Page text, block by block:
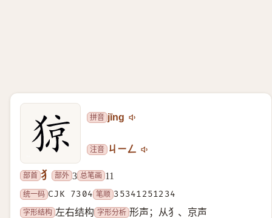
拼音 jīng
注音 ㄐㄧㄥ
部首 犭 部外 3 总笔画 11
统一码 CJK 7304 笔顺 35341251234
字形结构 左右结构 字形分析 形声；从犭、京声